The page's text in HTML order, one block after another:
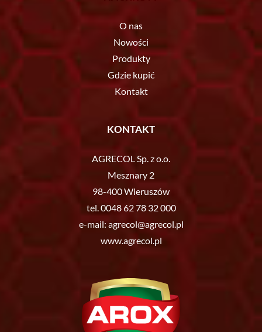
O nas
Nowości
Produkty
Gdzie kupić
Kontakt
KONTAKT
AGRECOL Sp. z o.o.
Mesznary 2
98-400 Wieruszów
tel.0048 62 78 32 000
e-mail:agrecol@agrecol.pl
www.agrecol.pl